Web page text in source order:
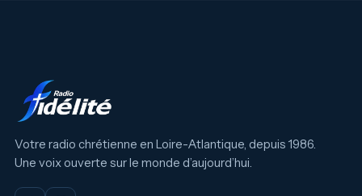
Votre radio chrétienne en Loire-Atlantique, depuis 1986.
Une voix ouverte sur le monde d’aujourd’hui.